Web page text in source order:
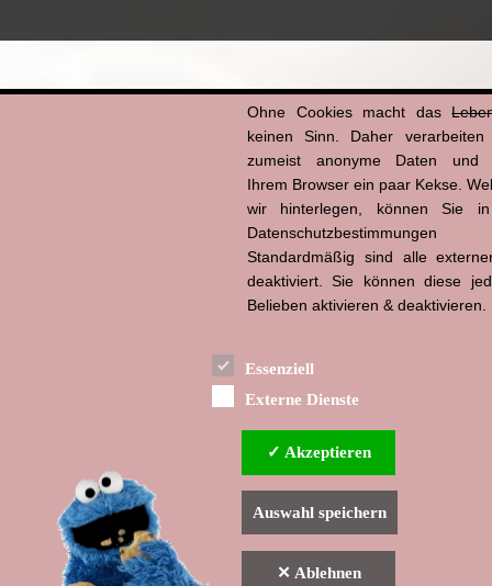
Ohne Cookies macht das
keinen Sinn. Daher
zumeist anonyme Daten und
Ihrem Browser ein paar Kekse.
wir hinterlegen, können Sie
Standardmäßig sind alle
deaktiviert. Sie können diese
Belieben aktivieren & deaktivieren.
Essenziell
Externe Dienste
✓ Akzeptieren
Auswahl speichern
✕ Ablehnen